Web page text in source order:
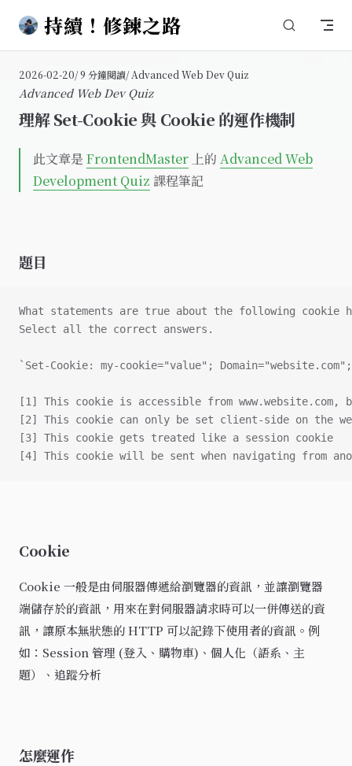
Skip to content
持續！修鍊之路
2026-02-20/ 9 分鐘閱讀/ Advanced Web Dev Quiz
Advanced Web Dev Quiz
理解 Set-Cookie 與 Cookie 的運作機制
此文章是 FrontendMaster 上的 Advanced Web
Development Quiz 課程筆記
題目
What statements are true about the following cookie
Select all the correct answers.
`Set-Cookie: my-cookie="value";
[1] This cookie is accessible from www.website.com,
[2] This cookie can only be set client-side on the
[3] This cookie gets treated like a session cookie
[4] This cookie will be sent when navigating from
Cookie
Cookie 一般是由伺服器傳遞給瀏覽器的資訊，並讓瀏覽器
端儲存於的資訊，用來在對伺服器請求時可以一併傳送的資
訊，讓原本無狀態的 HTTP 可以記錄下使用者的資訊。例
如：Session 管理 (登入、購物車)、個人化（語系、主
題）、追蹤分析
怎麼運作